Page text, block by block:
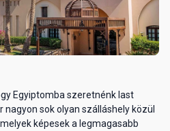
Egyiptomba szeretnénk last
sok olyan szálláshely közül
képesek a legmagasabb